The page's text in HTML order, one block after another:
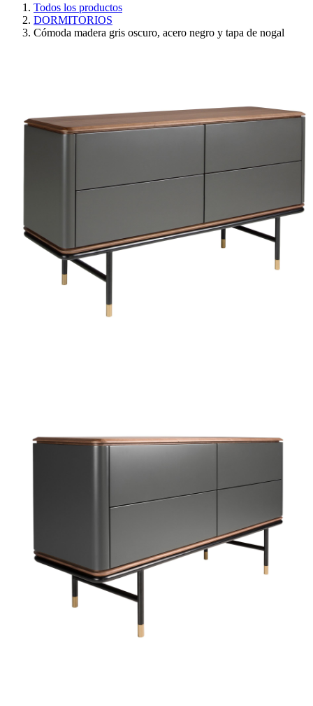
Todos los productos
DORMITORIOS
Cómoda madera gris oscuro, acero negro y tapa de nogal